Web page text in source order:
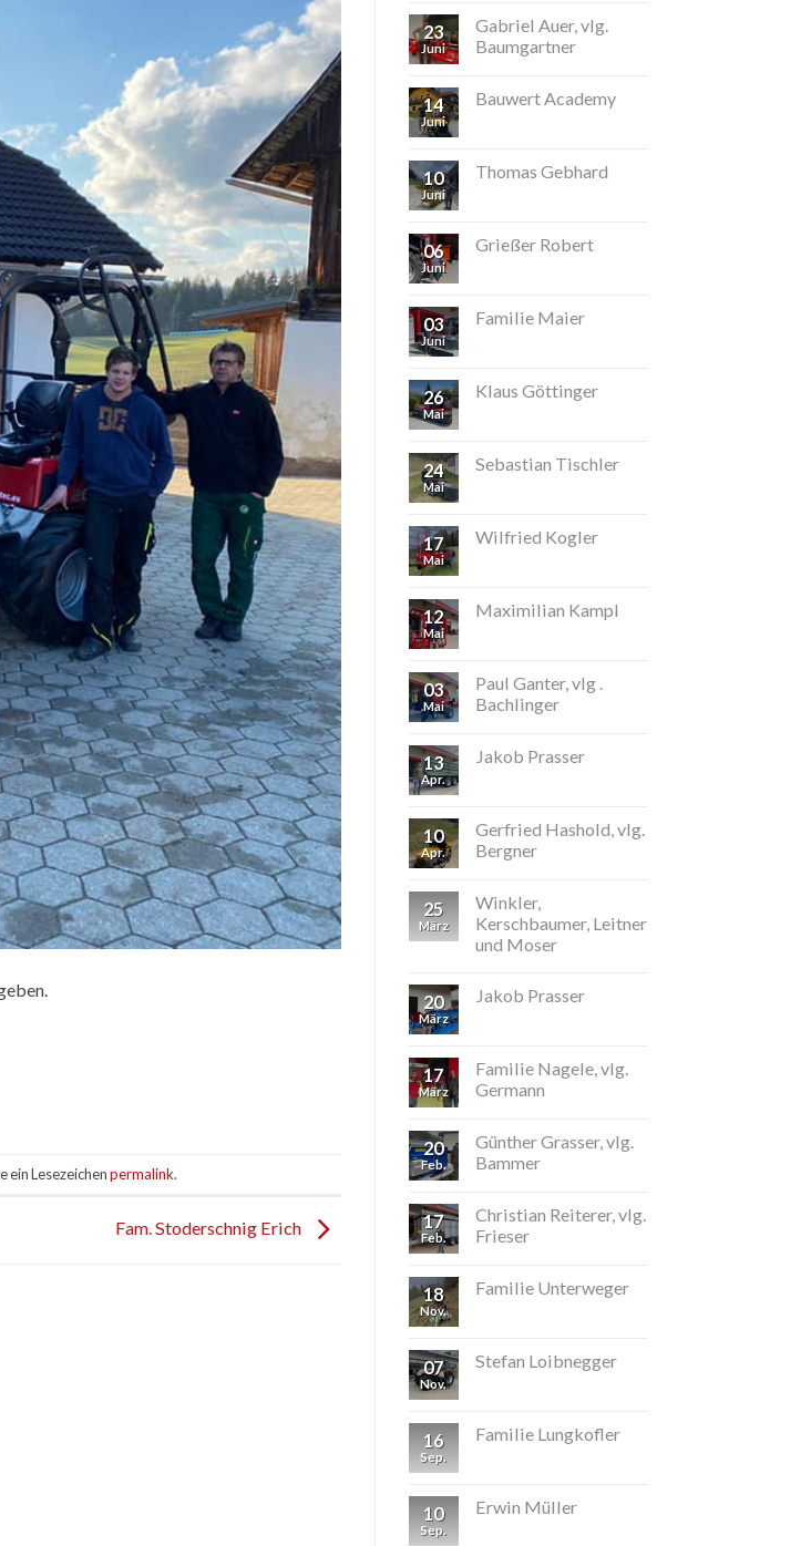
ein Lesezeichenpermalink.
Fam. Stoderschnig Erich
23
Juni
Gabriel Auer, vlg.
Baumgartner
14
Juni
Bauwert Academy
10
Juni
Thomas Gebhard
06
Juni
Grießer Robert
03
Juni
Familie Maier
26
Mai
Klaus Göttinger
24
Mai
Sebastian Tischler
17
Mai
Wilfried Kogler
12
Mai
Maximilian Kampl
03
Mai
Paul Ganter, vlg .
Bachlinger
13
Apr.
Jakob Prasser
10
Apr.
Gerfried Hashold, vlg.
Bergner
25
März
Winkler,
Kerschbaumer, Leitner
und Moser
20
März
Jakob Prasser
17
März
Familie Nagele, vlg.
Germann
20
Feb.
Günther Grasser, vlg.
Bammer
17
Feb.
Christian Reiterer, vlg.
Frieser
18
Nov.
Familie Unterweger
07
Nov.
Stefan Loibnegger
16
Sep.
Familie Lungkofler
10
Sep.
Erwin Müller